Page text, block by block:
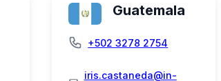
Guatemala
+502 3278 2754
iris.castaneda@in-